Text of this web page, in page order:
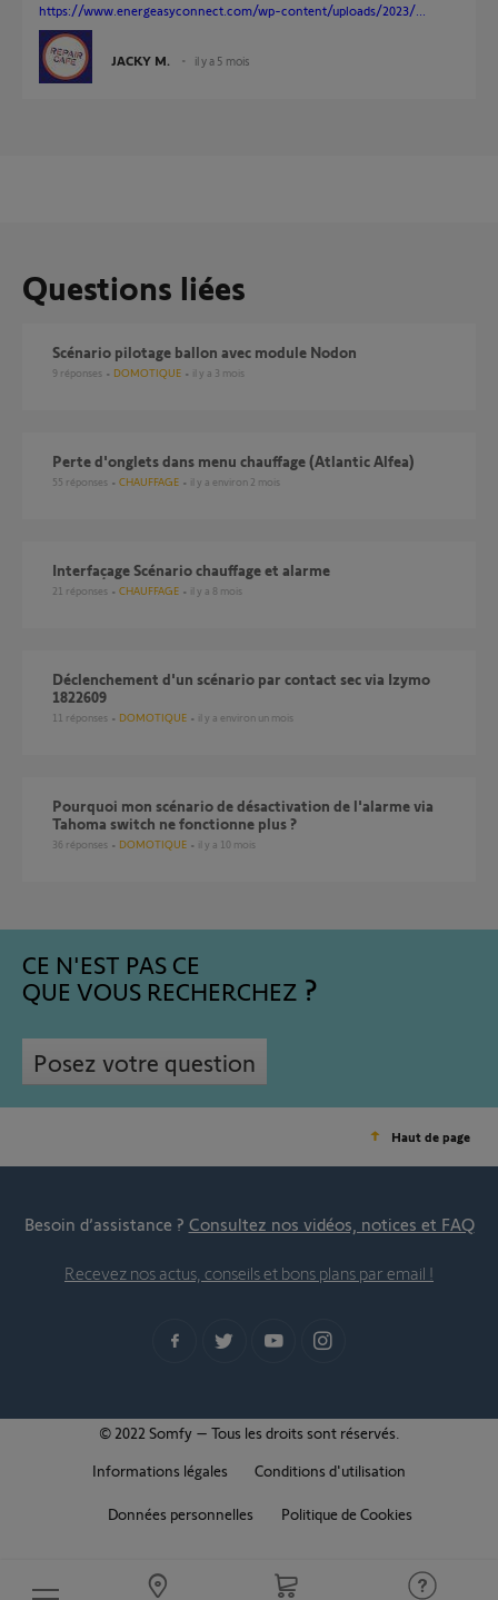
https://www.energeasyconnect.com/wp-content/uploads/2023/...
JACKY M. il y a 5 mois
Questions liées
Scénario pilotage ballon avec module Nodon
9 réponses DOMOTIQUE il y a 3 mois
Perte d'onglets dans menu chauffage (Atlantic Alfea)
55 réponses CHAUFFAGE il y a environ 2 mois
Interfaçage Scénario chauffage et alarme
21 réponses CHAUFFAGE il y a 8 mois
Déclenchement d'un scénario par contact sec via Izymo
1822609
11 réponses DOMOTIQUE il y a environ un mois
Pourquoi mon scénario de désactivation de l'alarme via
Tahoma switch ne fonctionne plus ?
36 réponses DOMOTIQUE il y a 10 mois
CE N'EST PAS CE
QUE VOUS RECHERCHEZ
Posez votre question
Haut de page
Besoin d’assistance ? Consultez nos vidéos, notices et FAQ
Recevez nos actus, conseils et bons plans par email !
© 2022 Somfy – Tous les droits sont réservés.
Informations légales
Conditions d'utilisation
Données personnelles Politique de Cookies